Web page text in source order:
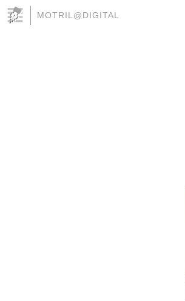
MOTRIL@DIGITAL